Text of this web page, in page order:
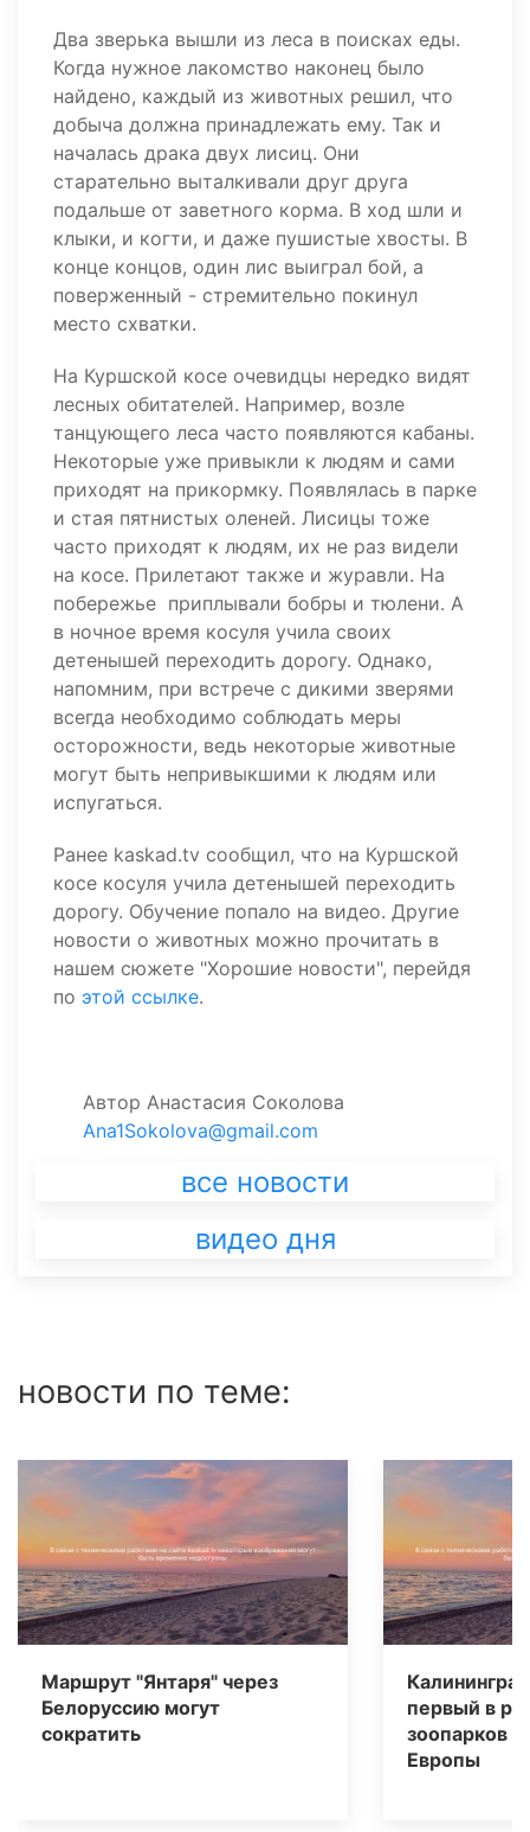
Два зверька вышли из леса в поисках еды.
Когда нужное лакомство наконец было
найдено, каждый из животных решил, что
добыча должна принадлежать ему. Так и
началась драка двух лисиц. Они
старательно выталкивали друг друга
подальше от заветного корма. В ход шли и
клыки, и когти, и даже пушистые хвосты. В
конце концов, один лис выиграл бой, а
поверженный - стремительно покинул
место схватки.
На Куршской косе очевидцы нередко видят
лесных обитателей. Например, возле
танцующего леса часто появляются кабаны.
Некоторые уже привыкли к людям и сами
приходят на прикормку. Появлялась в парке
и стая пятнистых оленей. Лисицы тоже
часто приходят к людям, их не раз видели
на косе. Прилетают также и журавли. На
побережье приплывали бобры и тюлени. А
в ночное время косуля учила своих
детенышей переходить дорогу. Однако,
напомним, при встрече с дикими зверями
всегда необходимо соблюдать меры
осторожности, ведь некоторые животные
могут быть непривыкшими к людям или
испугаться.
Ранее kaskad.tv сообщил, что на Куршской
косе косуля учила детенышей переходить
дорогу. Обучение попало на видео. Другие
новости о животных можно прочитать в
нашем сюжете "Хорошие новости", перейдя
по этой ссылке.
Автор Анастасия Соколова
Ana1Sokolova@gmail.com
все новости
видео дня
новости по теме:
Маршрут "Янтаря" через
Белоруссию могут
сократить
первый в
зоопарков
Европы